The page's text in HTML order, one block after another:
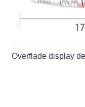
Overflade display